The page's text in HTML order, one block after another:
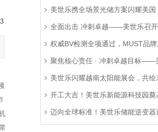
展，精准破解西非用电难题
美世乐携全场景光储方案闪耀美国
RE+展，深耕北美赋能零碳转型
全面出击 冲刺卓越——美世乐召
年中营销工作会议
权威BV检测全项通过，MUST品
局拉美市场
聚焦核心责任 · 冲刺卓越目标——
2025年中会议圆满举行
美世乐闪耀越南太阳能展会，共绘
绿色能源新图景
开工大吉！美世乐新能源科技园奠
工，迈向全球绿色智造新征程
迈向全球标准！美世乐储能逆变器